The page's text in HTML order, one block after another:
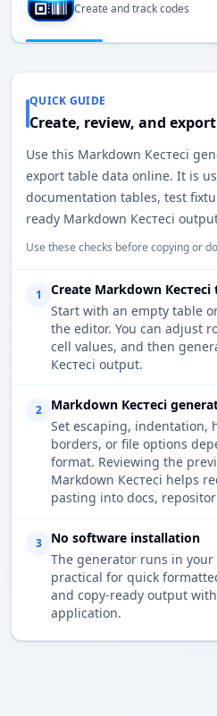
Create and track codes
QUICK GUIDE
Create, review, and export
Use this Markdown Кестесі
export table data online. It is
documentation tables, test
ready Markdown Кестесі
Use these checks before copying or
1
Create Markdown
Start with an empty table
the editor. You can adjust
cell values, and then
Кестесі output.
2
Markdown Кестесі
Set escaping, indentation,
borders, or file options
format. Reviewing the
Markdown Кестесі helps
pasting into docs,
3
No software installation
The generator runs in
practical for quick
and copy-ready output
application.